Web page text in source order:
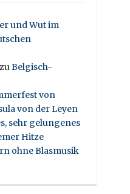
und Wut im
zuBelgisch-
von
von der Leyen
sehr gelungenes
Hitze
ohne Blasmusik